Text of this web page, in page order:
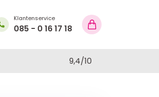
Klantenservice
085 - 0 16 17 18
9,4/10